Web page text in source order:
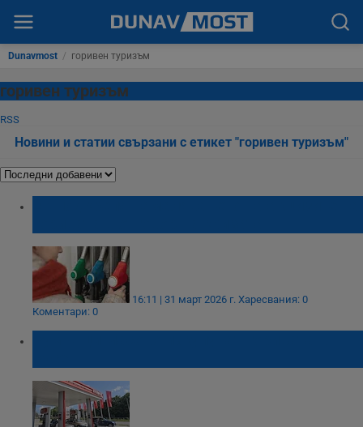
Dunavmost / горивен туризъм
горивен туризъм
RSS
Новини и статии свързани с етикет "горивен туризъм"
16:11 | 31 март 2026 г. Харесвания: 0
Коментари: 0